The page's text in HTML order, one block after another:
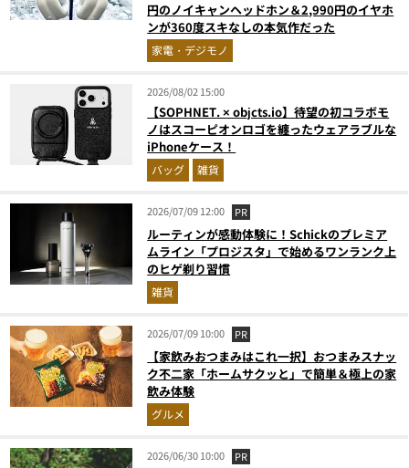
円のノイキャンヘッドホン＆2,990円のイヤホ
ンが360度スキなしの本気作だった
家電・デジモノ
2026/08/02 15:00
【SOPHNET. × objcts.io】待望の初コラボモ
ノはスコーピオンロゴを纏ったウェアラブルな
iPhoneケース！
バッグ 雑貨
2026/07/09 12:00 PR
ルーティンが感動体験に！Schickのプレミア
ムライン「プロジスタ」で始めるワンランク上
のヒゲ剃り習慣
雑貨
2026/07/09 10:00 PR
【家飲みおつまみはこれ一択】おつまみスナッ
ク不二家「ホームサクッと」で簡単＆極上の家
飲み体験
グルメ
2026/06/30 10:00 PR